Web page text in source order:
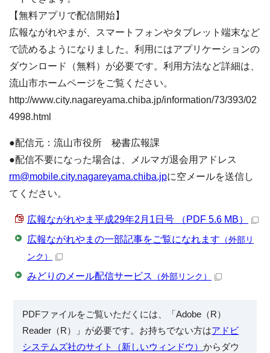
【無料アプリで配信開始】
広報ながれやまが、スマートフォンやタブレット端末など
で読めるようになりました。利用にはアプリケーションの
ダウンロード（無料）が必要です。利用方法など詳細は、
流山市ホームページをご覧ください。
http://www.city.nagareyama.chiba.jp/information/73/393/02
4998.html
●配信元：流山市役所 秘書広報課
●配信不要になった場合は、メルマガ退会用アドレス
rm@mobile.city.nagareyama.chiba.jpに空メールを送信し
てください。
広報ながれやま平成29年2月1日号 （PDF 5.6 MB）
広報ながれやまの一部記事をご覧になれます （外部リ
ンク）
みどりのメール配信サービス （外部リンク）
PDFファイルをご覧いただくには、「Adobe（R）
Reader（R）」が必要です。お持ちでない方はアドビ
システムズ社のサイト（新しいウィンドウ）からダウ